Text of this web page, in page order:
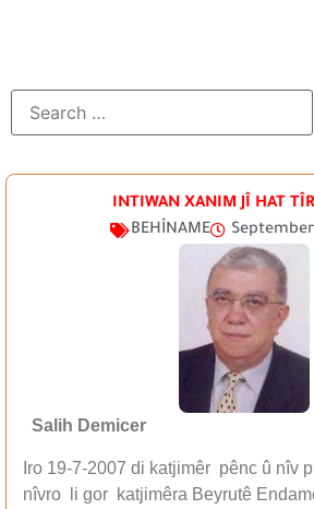
INTIWAN XANIM JÎ HAT
BEHÎNAME
Salih Demicer
Iro 19-7-2007 di katjimêr pênc û nîv
nîvro li gor katjimêra Beyrutê